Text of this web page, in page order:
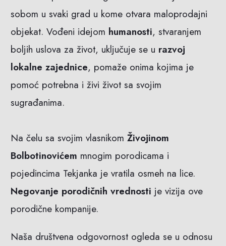
sobom u svaki grad u kome otvara maloprodajni
objekat. Vođeni idejom humanosti, stvaranjem
boljih uslova za život, uključuje se u razvoj
lokalne zajednice, pomaže onima kojima je
pomoć potrebna i živi život sa svojim
sugrađanima.
Na čelu sa svojim vlasnikom Živojinom
Bolbotinovićem mnogim porodicama i
pojedincima Tekjanka je vratila osmeh na lice.
Negovanje porodičnih vrednosti je vizija ove
porodične kompanije.
Naša društvena odgovornost ogleda se u odnosu